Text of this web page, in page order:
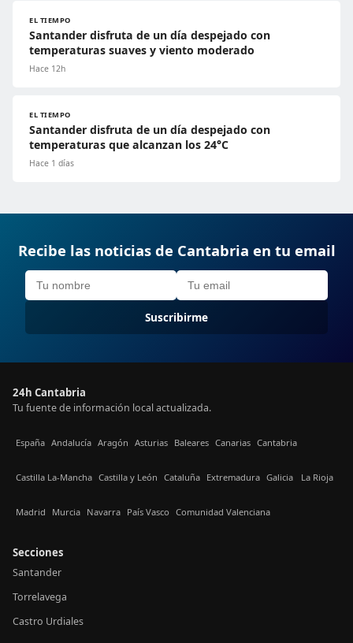
EL TIEMPO
Santander disfruta de un día despejado con
temperaturas suaves y viento moderado
Hace 12h
EL TIEMPO
Santander disfruta de un día despejado con
temperaturas que alcanzan los 24°C
Hace 1 días
Recibe las noticias de Cantabria en tu email
Suscribirme
24h Cantabria
Tu fuente de información local actualizada.
España Andalucía Aragón Asturias Baleares Canarias Cantabria
Castilla La-Mancha Castilla y León Cataluña Extremadura Galicia La Rioja
Madrid Murcia Navarra País Vasco Comunidad Valenciana
Secciones
Santander
Torrelavega
Castro Urdiales